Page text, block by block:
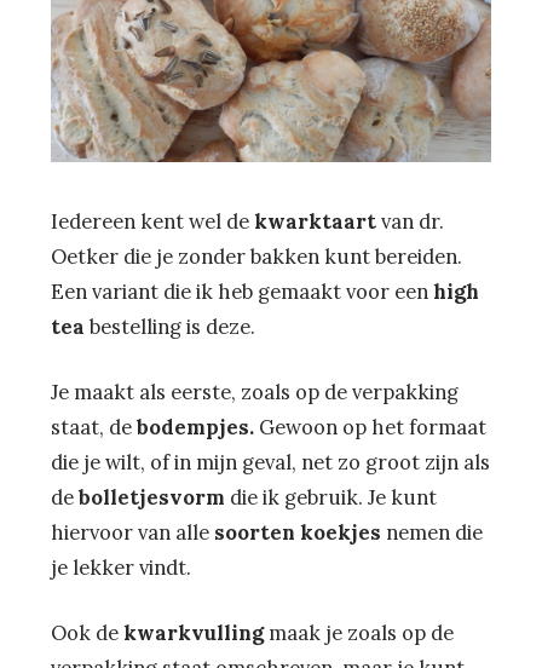
Iedereen kent wel dekwarktaartvan dr.
Oetker die je zonder bakken kunt bereiden.
Een variant die ik heb gemaakt voor eenhigh
tea bestelling is deze.
Je maakt als eerste, zoals op de verpakking
staat, debodempjes. Gewoon op het formaat
die je wilt, of in mijn geval, net zo groot zijn als
debolletjesvorm die ik gebruik. Je kunt
hiervoor van alle soorten koekjes nemen die
je lekker vindt.
Ook dekwarkvullingmaak je zoals op de